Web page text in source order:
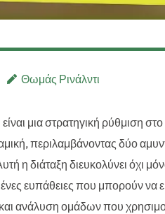
Θωμάς Ρινάλντι
μια στρατηγική ρύθμιση
περιλαμβάνοντας δύο
η διάταξη διευκολύνει όχι
ευπάθειες που μπορούν να
ανάλυση ομάδων που